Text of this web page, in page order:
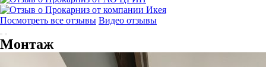
Посмотреть все отзывы Видео отзывы
Монтаж